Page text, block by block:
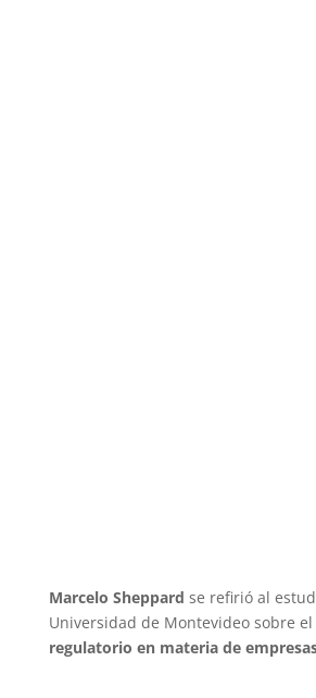
Marcelo Sheppard se refirió al
Universidad de Montevideo sobre el
regulatorio en materia de